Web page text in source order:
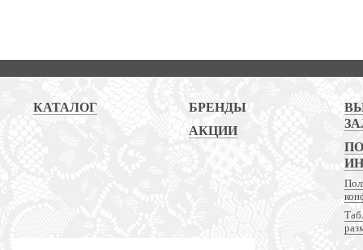
КАТАЛОГ
БРЕНДЫ
АКЦИИ